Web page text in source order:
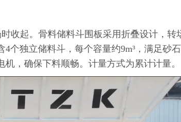
收起。骨料储料斗围板采用折叠设计，转
个独立储料斗，每个容量约9m³，满足砂
，确保下料顺畅。计量方式为累计计量。